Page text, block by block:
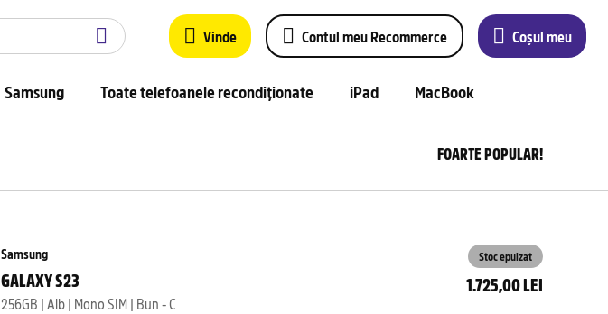
Vinde Contul meu Recommerce Coșul meu
Samsung Toate telefoanele recondiționate iPad MacBook
FOARTE POPULAR!
Samsung
GALAXY S23
256GB | Alb | Mono SIM | Bun - C
Stoc epuizat
1.725,00 LEI